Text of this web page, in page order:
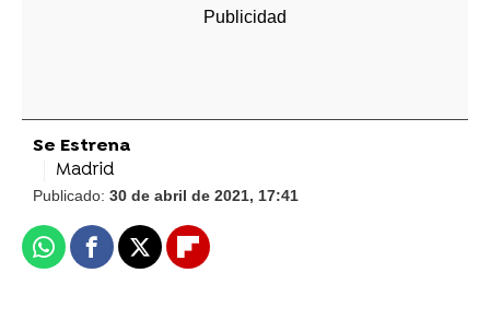
Se Estrena
Madrid
Publicado: 30 de abril de 2021, 17:41
WhatsappFacebook
X Flipboard